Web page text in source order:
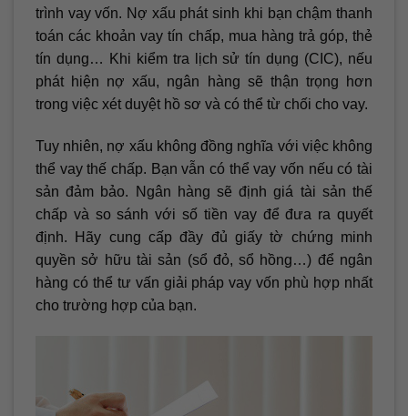
trình vay vốn. Nợ xấu phát sinh khi bạn chậm thanh
toán các khoản vay tín chấp, mua hàng trả góp, thẻ
tín dụng… Khi kiểm tra lịch sử tín dụng (CIC), nếu
phát hiện nợ xấu, ngân hàng sẽ thận trọng hơn
trong việc xét duyệt hồ sơ và có thể từ chối cho vay.
Tuy nhiên, nợ xấu không đồng nghĩa với việc không
thể vay thế chấp. Bạn vẫn có thể vay vốn nếu có tài
sản đảm bảo. Ngân hàng sẽ định giá tài sản thế
chấp và so sánh với số tiền vay để đưa ra quyết
định. Hãy cung cấp đầy đủ giấy tờ chứng minh
quyền sở hữu tài sản (sổ đỏ, sổ hồng…) để ngân
hàng có thể tư vấn giải pháp vay vốn phù hợp nhất
cho trường hợp của bạn.